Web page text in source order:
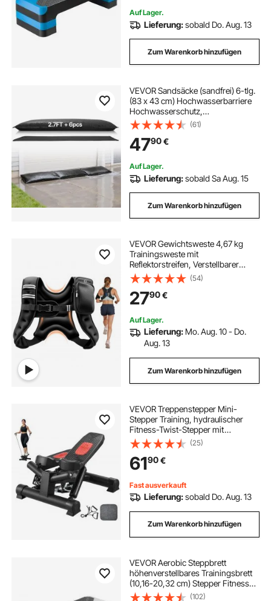
Auf Lager.
Lieferung:sobald Do. Aug. 13
Zum Warenkorb hinzufügen
VEVOR Sandsäcke (sandfrei) 6-tlg.
(83 x 43 cm) Hochwasserbarriere
Hochwasserschutz,
Überschwemmungsschutzsäcke
für Haus Tür Keller Garage
Hochwassersäcke
Hochwassersperre
(61)
4790€
Auf Lager.
Lieferung:sobald Sa Aug. 15
Zum Warenkorb hinzufügen
VEVOR Gewichtsweste 4,67 kg
Trainingsweste mit
Reflektorstreifen, Verstellbarer
Schnalle & Praktischen
Aufbewahrungstaschen,
Fitnessweste für Krafttraining,
Laufen, Joggen, Fitness &
Muskelaufbau
(54)
2790€
Auf Lager.
Lieferung: Mo. Aug. 10 - Do.
Aug. 13
Zum Warenkorb hinzufügen
VEVOR Treppenstepper Mini-
Stepper Training, hydraulischer
Fitness-Twist-Stepper mit
Widerstandsbändern, Ganzkörper-
Workout-Cardiogerät,
Treppensteiger mit LCD-Monitor,
150 kg Tragkraft Schwarz
(25)
6190€
Fast ausverkauft
Lieferung:sobald Do. Aug. 13
Zum Warenkorb hinzufügen
VEVOR Aerobic Steppbrett
höhenverstellbares Trainingsbrett
(10,16-20,32 cm) Stepper Fitness
mit 250 kg Tragfähigkeit rutschfeste
(102)